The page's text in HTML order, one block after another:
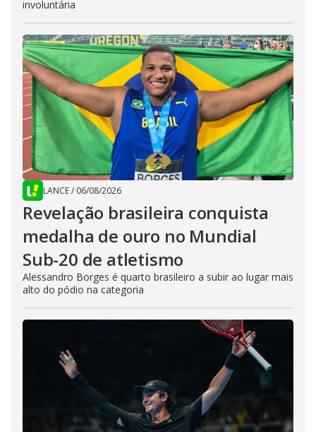
involuntária
LANCE/ 06/08/2026
Revelação brasileira conquista
medalha de ouro no Mundial
Sub-20 de atletismo
Alessandro Borges é quarto brasileiro a subir ao lugar mais
alto do pódio na categoria